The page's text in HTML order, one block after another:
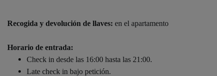
Recogida y devolución de llaves: en el apartamento
Horario de entrada:
Check in desde las 16:00 hasta las 21:00.
Late check in bajo petición.